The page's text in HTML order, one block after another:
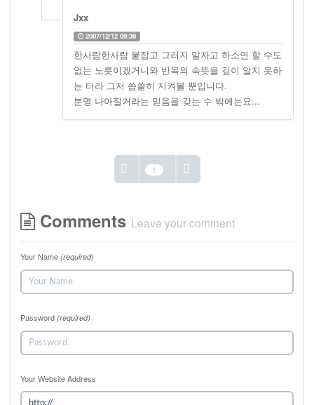
Jxx
2007/12/12 09:36
한사람한사람 붙잡고 그러지 말자고 하소연 할 수도
없는 노릇이겠거니와 반목의 속뜻을 깊이 알지 못하
는 터라 그저 씁쓸히 지켜볼 뿐입니다.
분명 나아질거라는 믿음을 갖는 수 밖에는요...
1
Comments Leave your comment
Your Name (required)
Password (required)
Your Website Address